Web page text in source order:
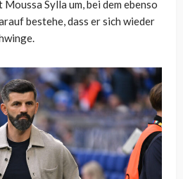
Sylla um, bei dem ebenso
bestehe, dass er sich wieder